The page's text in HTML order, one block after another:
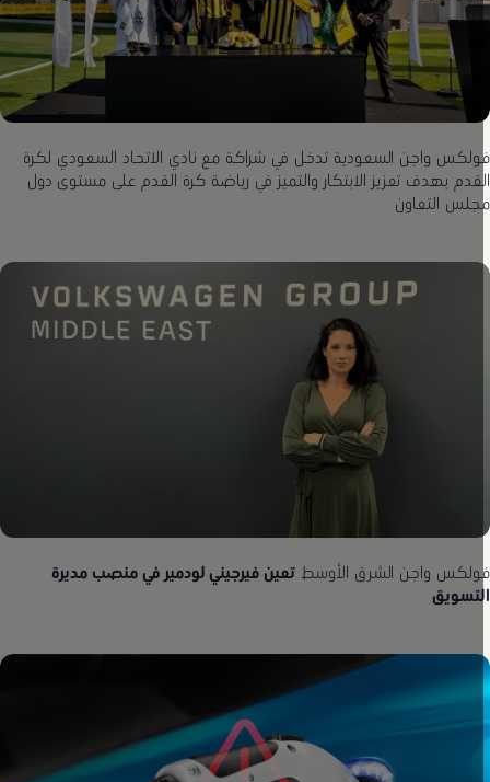
واجن السعودية تدخل في شراكة مع نادي الاتحاد السعودي لكرة
بهدف تعزيز الابتكار والتميز في رياضة كرة القدم على مستوى دول
التعاون
واجن الشرق الأوسط تعين فيرجيني لودمير في منصب مديرة